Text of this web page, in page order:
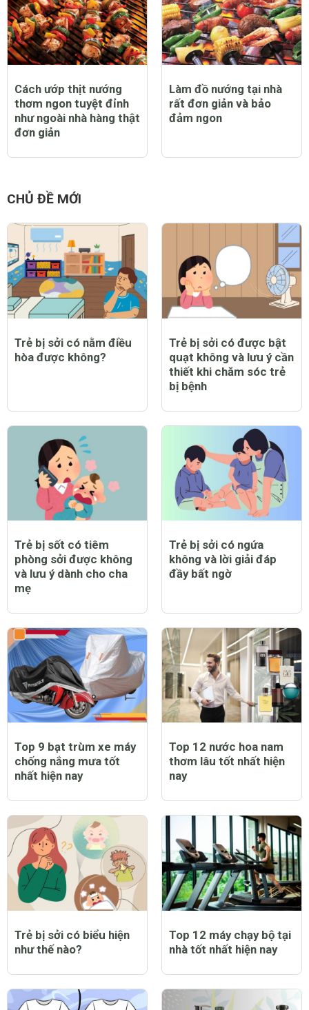
Cách ướp thịt nướng
thơm ngon tuyệt đỉnh
như ngoài nhà hàng thật
đơn giản
Làm đồ nướng tại nhà
rất đơn giản và bảo
đảm ngon
CHỦ ĐỀ MỚI
Trẻ bị sởi có nằm điều
hòa được không?
Trẻ bị sởi có được bật
quạt không và lưu ý cần
thiết khi chăm sóc trẻ
bị bệnh
Trẻ bị sốt có tiêm
phòng sởi được không
và lưu ý dành cho cha
mẹ
Trẻ bị sởi có ngứa
không và lời giải đáp
đầy bất ngờ
Top 9 bạt trùm xe máy
chống nắng mưa tốt
nhất hiện nay
Top 12 nước hoa nam
thơm lâu tốt nhất hiện
nay
Trẻ bị sởi có biểu hiện
như thế nào?
Top 12 máy chạy bộ tại
nhà tốt nhất hiện nay